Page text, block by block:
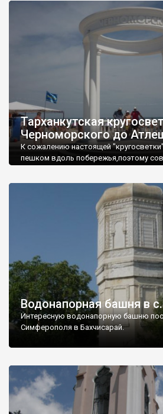
Тарханкутская
Черноморского до
К сожалению настоящей
пешком вдоль побережья,поэтому
Водонапорная башня в
Интересную водонапорную башню
Симферополя в Бахчисарай.